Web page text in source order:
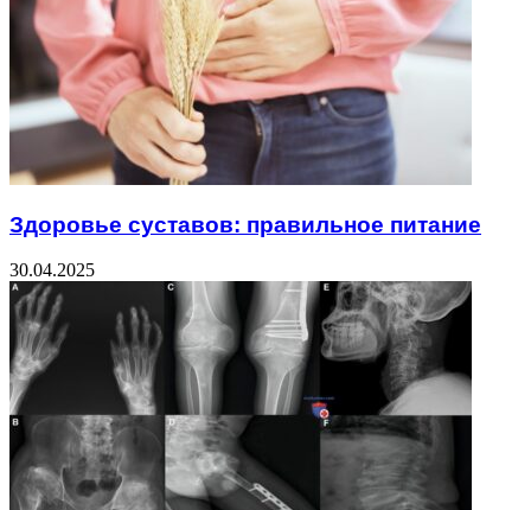
Здоровье суставов: правильное питание
30.04.2025